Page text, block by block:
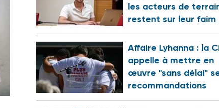
les acteurs de
restent sur leur faim
Affaire Lyhanna : la
appelle à mettre en
œuvre "sans délai"
recommandations